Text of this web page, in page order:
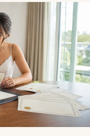
qu'après coup.